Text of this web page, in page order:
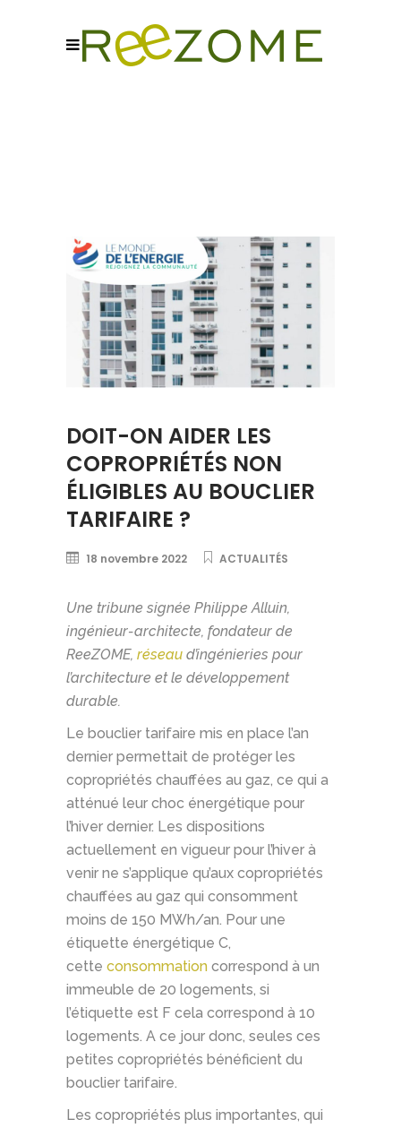
DOIT-ON AIDER LES
COPROPRIÉTÉS NON
ÉLIGIBLES AU BOUCLIER
TARIFAIRE ?
18 novembre 2022 ACTUALITÉS
Une tribune signée Philippe Alluin,
ingénieur-architecte, fondateur de
ReeZOME, réseau d’ingénieries pour
l’architecture et le développement
durable.
Le bouclier tarifaire mis en place l’an
dernier permettait de protéger les
copropriétés chauffées au gaz, ce qui a
atténué leur choc énergétique pour
l’hiver dernier. Les dispositions
actuellement en vigueur pour l’hiver à
venir ne s’applique qu’aux copropriétés
chauffées au gaz qui consomment
moins de 150 MWh/an. Pour une
étiquette énergétique C,
cette consommation correspond à un
immeuble de 20 logements, si
l’étiquette est F cela correspond à 10
logements. A ce jour donc, seules ces
petites copropriétés bénéficient du
bouclier tarifaire.
Les copropriétés plus importantes, qui